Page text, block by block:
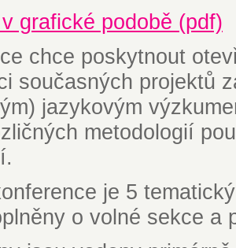
grafické podobě (pdf)
chce poskytnout
současných projektů
jazykovým
metodologií
je 5
o volné sekce a